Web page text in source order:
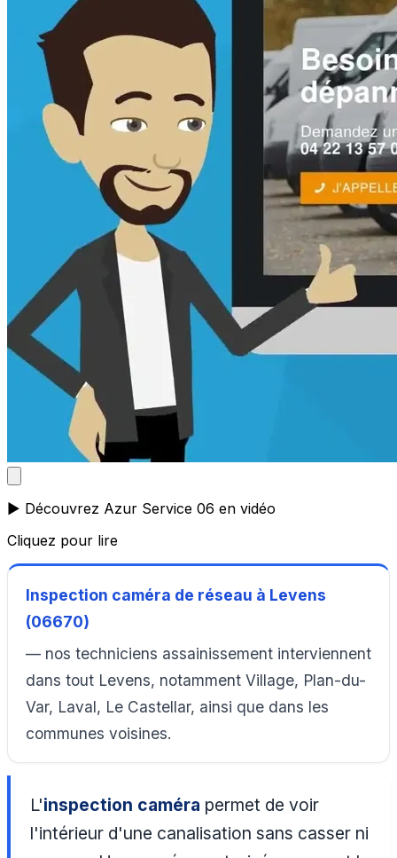
▶️ Découvrez Azur Service 06 en vidéo
Cliquez pour lire
Inspection caméra de réseau à Levens
(06670)
— nos techniciens assainissement interviennent
dans tout Levens, notamment Village, Plan-du-
Var, Laval, Le Castellar, ainsi que dans les
communes voisines.
L'inspection caméra permet de voir
l'intérieur d'une canalisation sans casser ni